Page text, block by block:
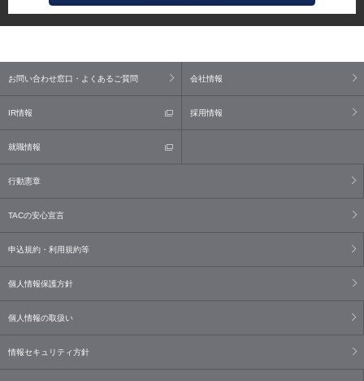
お問い合わせ窓口・よくあるご質問 会社情報
IR情報 採用情報
就職情報
行動憲章
TACの安心宣言
申込規約・利用規約等
個人情報保護方針
個人情報の取扱い
情報セキュリティ方針